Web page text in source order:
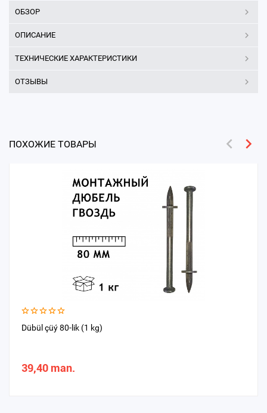
ОБЗОР
ОПИСАНИЕ
ТЕХНИЧЕСКИЕ ХАРАКТЕРИСТИКИ
ОТЗЫВЫ
ПОХОЖИЕ ТОВАРЫ
Dübül çüý 80-lik (1 kg)
39,40 man.